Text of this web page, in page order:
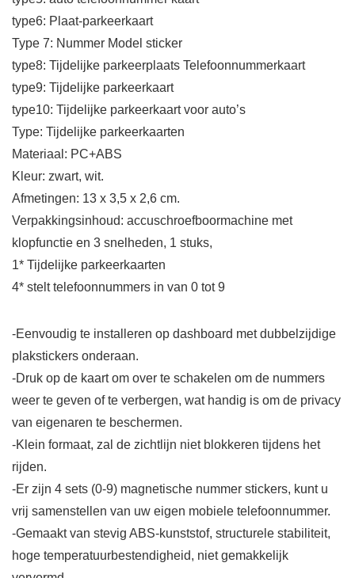
type6: Plaat-parkeerkaart
Type 7: Nummer Model sticker
type8: Tijdelijke parkeerplaats Telefoonnummerkaart
type9: Tijdelijke parkeerkaart
type10: Tijdelijke parkeerkaart voor auto’s
Type: Tijdelijke parkeerkaarten
Materiaal: PC+ABS
Kleur: zwart, wit.
Afmetingen: 13 x 3,5 x 2,6 cm.
Verpakkingsinhoud: accuschroefboormachine met
klopfunctie en 3 snelheden, 1 stuks,
1* Tijdelijke parkeerkaarten
4* stelt telefoonnummers in van 0 tot 9
-Eenvoudig te installeren op dashboard met dubbelzijdige
plakstickers onderaan.
-Druk op de kaart om over te schakelen om de nummers
weer te geven of te verbergen, wat handig is om de privacy
van eigenaren te beschermen.
-Klein formaat, zal de zichtlijn niet blokkeren tijdens het
rijden.
-Er zijn 4 sets (0-9) magnetische nummer stickers, kunt u
vrij samenstellen van uw eigen mobiele telefoonnummer.
-Gemaakt van stevig ABS-kunststof, structurele stabiliteit,
hoge temperatuurbestendigheid, niet gemakkelijk